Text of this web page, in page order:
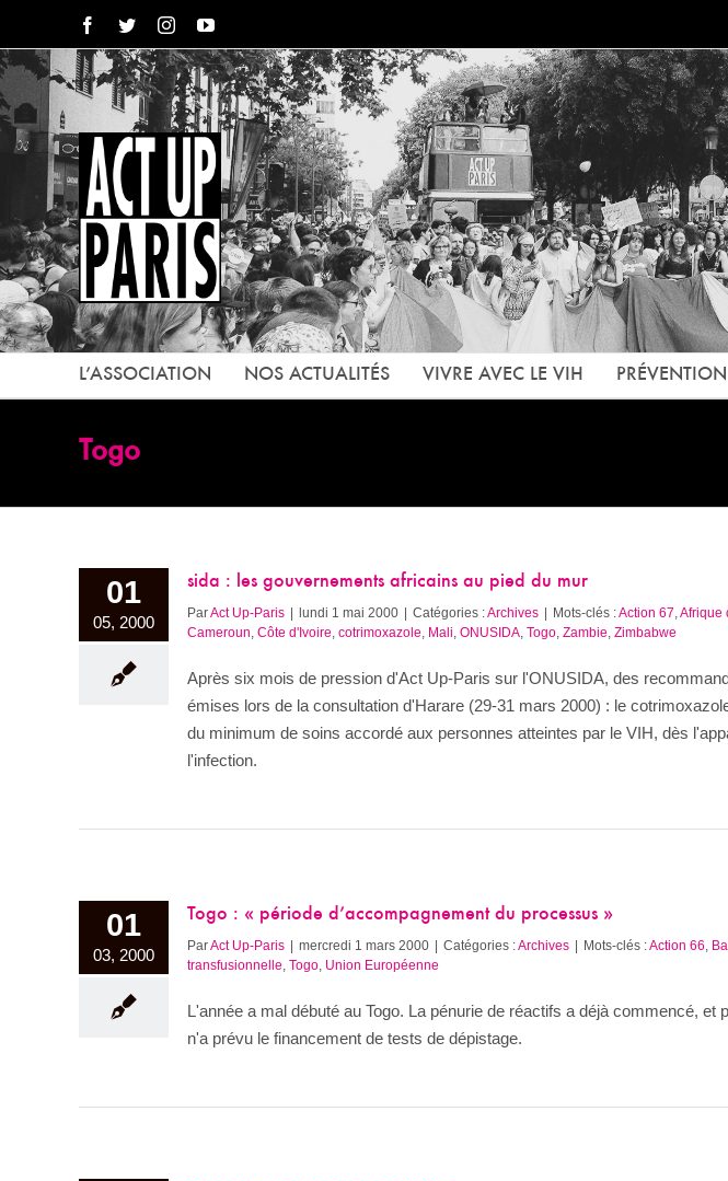
contenu
Facebook
TwitterInstagramYouTube
L’ASSOCIATION NOS ACTUALITÉS VIVRE AVEC LE VIH PRÉVENTION
Togo
01
05, 2000
sida : les gouvernements africains au pied du mur
ParAct Up-Paris | lundi 1 mai 2000 | Catégories :Archives | Mots-clés :Action 67 Afrique
Cameroun Côte d'Ivoire cotrimoxazole Mali ONUSIDA Togo Zambie Zimbabwe
Après six mois de pression d'Act Up-Paris sur l'ONUSIDA, des
émises lors de la consultation d'Harare (29-31 mars 2000) : le
du minimum de soins accordé aux personnes atteintes par le VIH, dès
l'infection.
01
03, 2000
Togo : « période d’accompagnement du processus »
ParAct Up-Paris | mercredi 1 mars 2000 | Catégories :Archives | Mots-clés :Action 66
transfusionnelle Togo Union Européenne
L'année a mal débuté au Togo. La pénurie de réactifs a déjà commencé, et
n'a prévu le financement de tests de dépistage.